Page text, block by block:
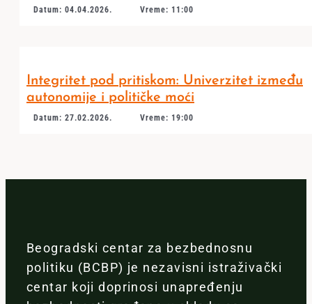
Datum: 04.04.2026. Vreme: 11:00
Integritet pod pritiskom: Univerzitet između
autonomije i političke moći
Datum: 27.02.2026. Vreme: 19:00
Beogradski centar za bezbednosnu
politiku (BCBP) je nezavisni istraživački
centar koji doprinosi unapređenju